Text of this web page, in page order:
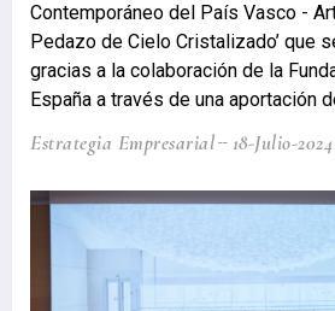
Contemporáneo del País Vasco -
Pedazo de Cielo Cristalizado’ que
gracias a la colaboración de la
España a través de una aportación
Estrategia Empresarial 18-Julio-2024